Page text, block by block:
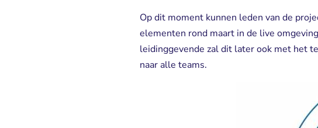
Op dit moment kunnen leden van de
elementen rond maart in de live
leidinggevende zal dit later ook met het
naar alle teams.